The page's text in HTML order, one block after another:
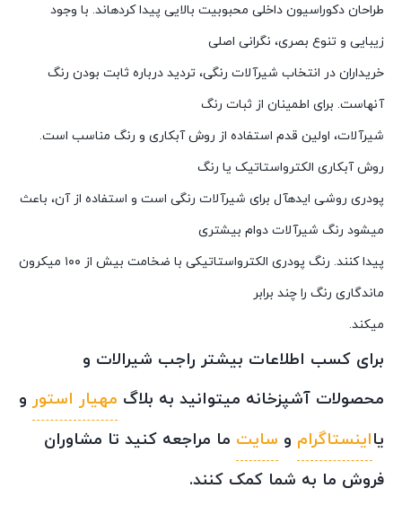
طراحان دکوراسیون داخلی محبوبیت بالایی پیدا کردهاند. با وجود
زیبایی و تنوع بصری، نگرانی اصلی
خریداران در انتخاب شیرآلات رنگی، تردید درباره ثابت بودن رنگ
آنهاست. برای اطمینان از ثبات رنگ
شیرآلات، اولین قدم استفاده از روش آبکاری و رنگ مناسب است.
روش آبکاری الکترواستاتیک یا رنگ
پودری روشی ایدهآل برای شیرآلات رنگی است و استفاده از آن، باعث
میشود رنگ شیرآلات دوام بیشتری
پیدا کنند. رنگ پودری الکترواستاتیکی با ضخامت بیش از ۱۰۰ میکرون
ماندگاری رنگ را چند برابر
میکند.
برای کسب اطلاعات بیشتر راجب شیرالات و
محصولات آشپزخانه میتوانید به بلاگ مهیار استور و
یااینستاگرام و سایت ما مراجعه کنید تا مشاوران
فروش ما به شما کمک کنند.